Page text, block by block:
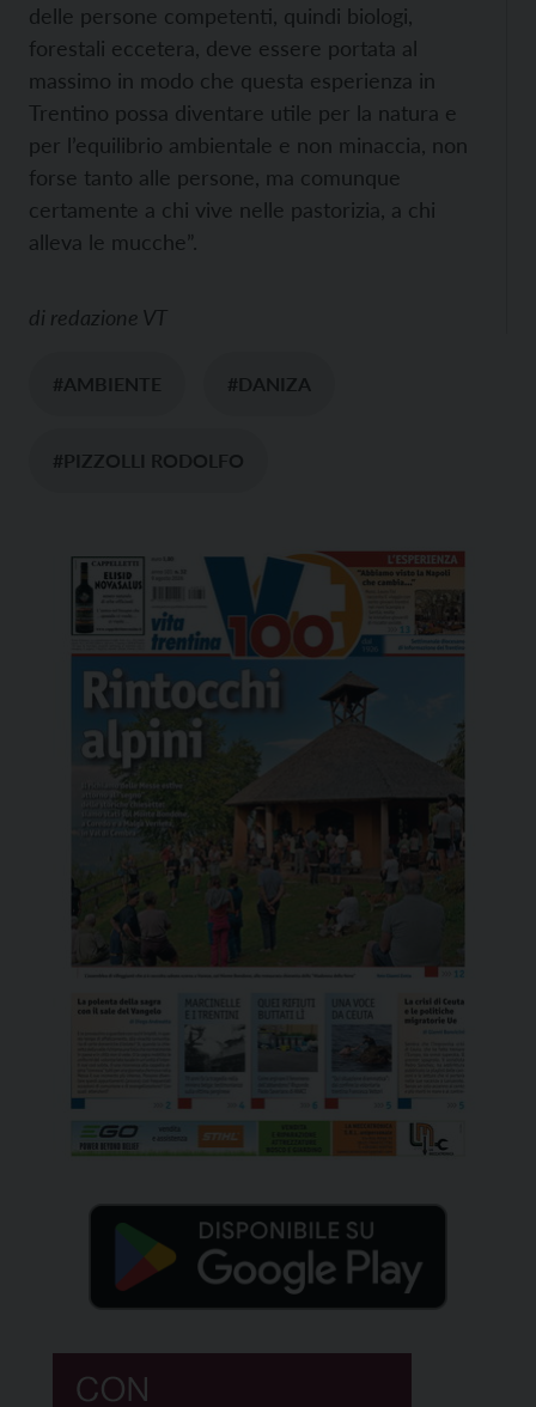
delle persone competenti, quindi biologi,
forestali eccetera, deve essere portata al
massimo in modo che questa esperienza in
Trentino possa diventare utile per la natura e
per l’equilibrio ambientale e non minaccia, non
forse tanto alle persone, ma comunque
certamente a chi vive nelle pastorizia, a chi
alleva le mucche”.
di redazione VT
#AMBIENTE #DANIZA
#PIZZOLLI RODOLFO